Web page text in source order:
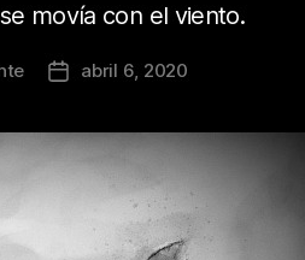
movía con el viento.
Fecha
publicación
abril 6, 2020